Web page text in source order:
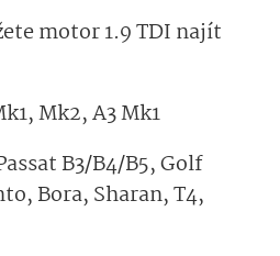
motor 1.9 TDI najít
Mk2, A3 Mk1
B3/B4/B5, Golf
Bora, Sharan, T4,